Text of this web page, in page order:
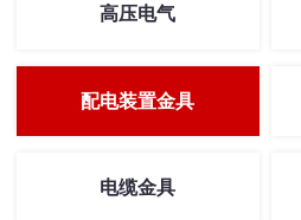
高压电气
配电装置金具
电缆金具